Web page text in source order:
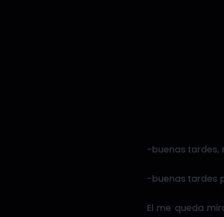
-buenas tardes,
-buenas tardes
El me queda